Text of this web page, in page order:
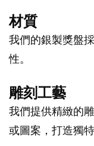
材質
我們的銀製獎盤
性。
雕刻工藝
我們提供精緻的
或圖案，打造獨